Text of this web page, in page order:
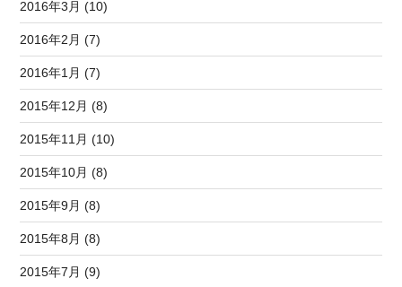
2016年3月 (10)
2016年2月 (7)
2016年1月 (7)
2015年12月 (8)
2015年11月 (10)
2015年10月 (8)
2015年9月 (8)
2015年8月 (8)
2015年7月 (9)